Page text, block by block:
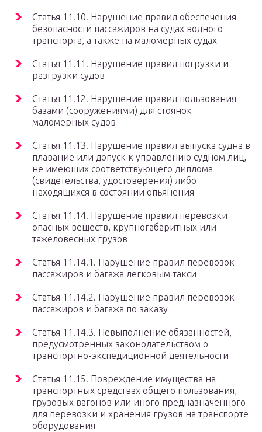
Статья 11.10. Нарушение правил обеспечения
безопасности пассажиров на судах водного
транспорта, а также на маломерных судах
Статья 11.11. Нарушение правил погрузки и
разгрузки судов
Статья 11.12. Нарушение правил пользования
базами (сооружениями) для стоянок
маломерных судов
Статья 11.13. Нарушение правил выпуска судна в
плавание или допуск к управлению судном лиц,
не имеющих соответствующего диплома
(свидетельства, удостоверения) либо
находящихся в состоянии опьянения
Статья 11.14. Нарушение правил перевозки
опасных веществ, крупногабаритных или
тяжеловесных грузов
Статья 11.14.1. Нарушение правил перевозок
пассажиров и багажа легковым такси
Статья 11.14.2. Нарушение правил перевозок
пассажиров и багажа по заказу
Статья 11.14.3. Невыполнение обязанностей,
предусмотренных законодательством о
транспортно-экспедиционной деятельности
Статья 11.15. Повреждение имущества на
транспортных средствах общего пользования,
грузовых вагонов или иного предназначенного
для перевозки и хранения грузов на транспорте
оборудования